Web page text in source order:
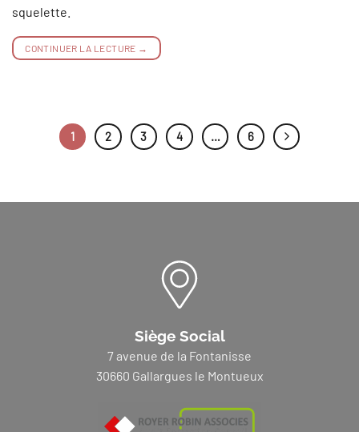
squelette.
CONTINUER LA LECTURE →
1 2 3 4 … 6
Siège Social
7 avenue de la Fontanisse
30660 Gallargues le Montueux